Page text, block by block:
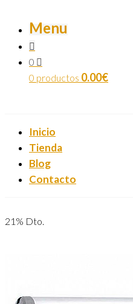
Menu
0
0 productos 0.00€
Inicio
Tienda
Blog
Contacto
21% Dto.